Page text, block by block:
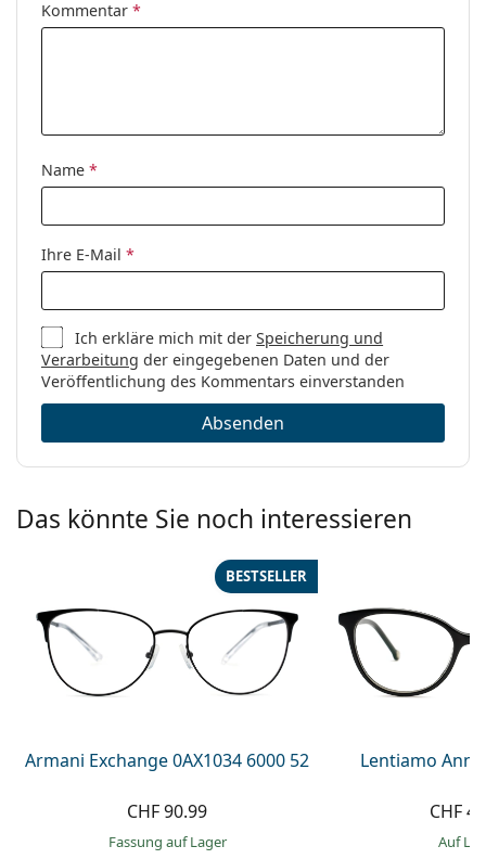
Etui:
Ja
Sex:
Damen
Kategorie:
Code:
Anna Ash Blue
Kollektion:
Limitierte Edition
Kommentar *
Name *
Ihre E-Mail *
Ich erkläre mich mit derSpeicherung und
Verarbeitung der eingegebenen Daten und der
Veröffentlichung des Kommentars einverstanden
Absenden
Das könnte Sie noch interessieren
Armani Exchange 0AX1034 6000 52
BESTSELLER
CHF 90.99
Fassung auf Lager
Lentiamo
CHF
auf